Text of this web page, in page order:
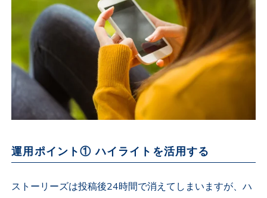
運用ポイント① ハイライトを活用する
ストーリーズは投稿後24時間で消えてしまいますが、ハ